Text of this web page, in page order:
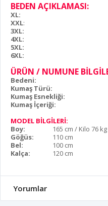
BEDEN AÇIKLAMASI:
XL:
XXL:
3XL:
4XL:
5XL:
6XL:
ÜRÜN / NUMUNE
Bedeni:
Kumaş Türü:
Kumaş Esnekliği:
Kumaş İçeriği:
MODEL BİLGİLERİ:
Boy:
165 cm / Kilo 76 kg
Göğüs:
110 cm
Bel:
100 cm
Kalça:
120 cm
Yorumlar